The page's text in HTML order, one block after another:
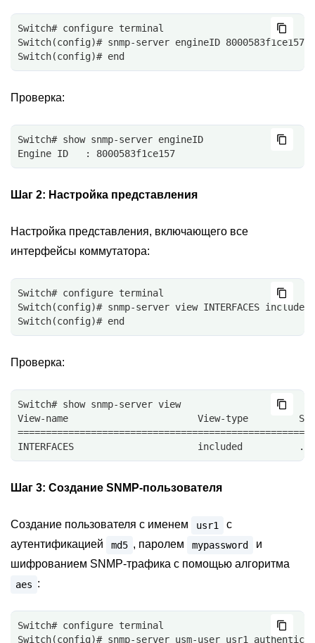
Switch# configure terminal
Switch(config)# snmp-server engineID 8000583f1ce157
Switch(config)# end
Проверка:
Switch# show snmp-server engineID
Engine ID   : 8000583f1ce157
Шаг 2: Настройка представления
Настройка представления, включающего все
интерфейсы коммутатора:
Switch# configure terminal
Switch(config)# snmp-server view INTERFACES
Switch(config)# end
Проверка:
Switch# show snmp-server view
View-name                       View-type
INTERFACES                      included
Шаг 3: Создание SNMP-пользователя
Создание пользователя с именем usr1
с
аутентификацией
md5 , паролем mypassword
и
шифрованием SNMP-трафика с помощью алгоритма
aes :
Switch# configure terminal
Switch(config)# snmp-server usm-user usr1